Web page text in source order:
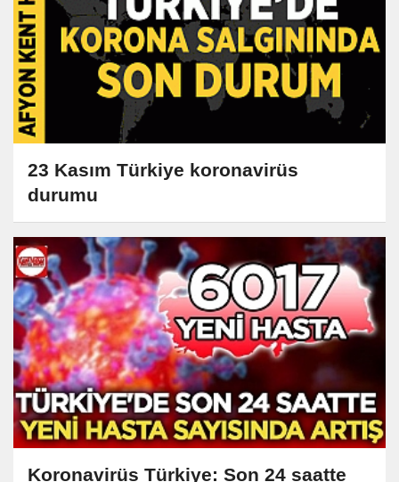
23 Kasım Türkiye koronavirüs
durumu
Koronavirüs Türkiye: Son 24 saatte